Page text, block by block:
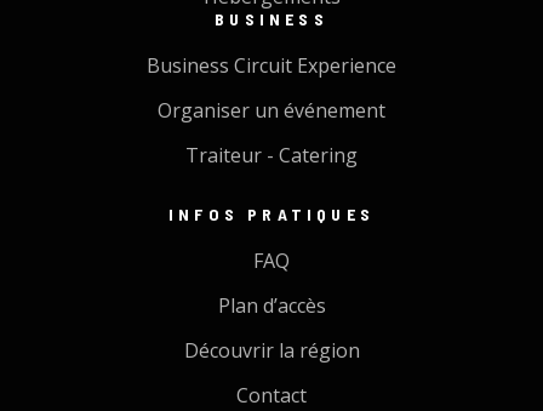
BUSINESS
Business Circuit Experience
Organiser un événement
Traiteur - Catering
INFOS PRATIQUES
FAQ
Plan d’accès
Découvrir la région
Contact